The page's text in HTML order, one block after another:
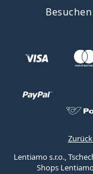
Lentiamo s.r.o.,
Shops